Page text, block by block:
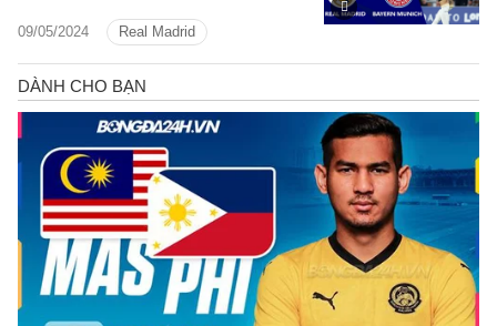
09/05/2024 Real Madrid
Bayern Munich